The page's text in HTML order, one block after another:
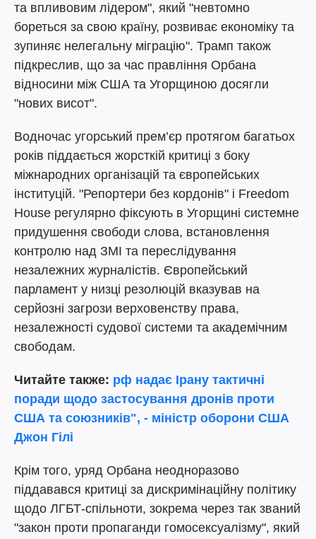
та впливовим лідером", який "невтомно
бореться за свою країну, розвиває економіку та
зупиняє нелегальну міграцію". Трамп також
підкреслив, що за час правління Орбана
відносини між США та Угорщиною досягли
"нових висот".
Водночас угорський прем’єр протягом багатьох
років піддається жорсткій критиці з боку
міжнародних організацій та європейських
інституцій. "Репортери без кордонів" і Freedom
House регулярно фіксують в Угорщині системне
придушення свободи слова, встановлення
контролю над ЗМІ та переслідування
незалежних журналістів. Європейський
парламент у низці резолюцій вказував на
серйозні загрози верховенству права,
незалежності судової системи та академічним
свободам.
Читайте также: рф надає Ірану тактичні
поради щодо застосування дронів проти
США та союзників", - міністр оборони США
Джон Гілі
Крім того, уряд Орбана неодноразово
піддавався критиці за дискримінаційну політику
щодо ЛГБТ-спільноти, зокрема через так званий
"закон проти пропаганди гомосексуалізму", який